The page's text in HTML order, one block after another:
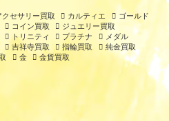
クセサリー買取 カルティエ
ゴールド
コイン買取
ジュエリー買取
トリニティ プラチナ
メダル
吉祥寺買取 指輪買取
純金買取
金 金貨買取